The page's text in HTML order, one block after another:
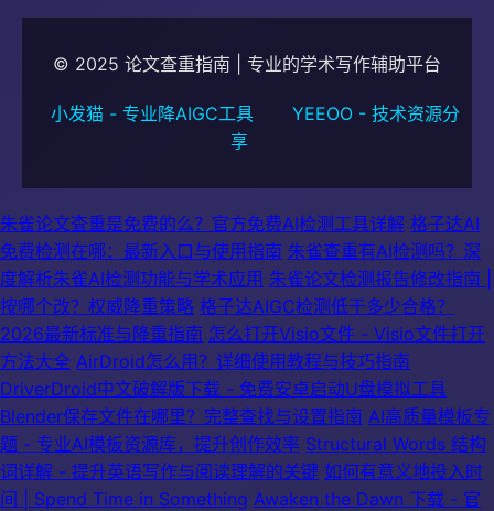
© 2025 论文查重指南 | 专业的学术写作辅助平台
小发猫 - 专业降AIGC工具
YEEOO - 技术资源分
享
朱雀论文查重是免费的么？官方免费AI检测工具详解 格子达AI
免费检测在哪：最新入口与使用指南 朱雀查重有AI检测吗？深
度解析朱雀AI检测功能与学术应用 朱雀论文检测报告修改指南 |
按哪个改？权威降重策略 格子达AIGC检测低于多少合格？
2026最新标准与降重指南 怎么打开Visio文件 - Visio文件打开
方法大全 AirDroid怎么用？详细使用教程与技巧指南
DriverDroid中文破解版下载 - 免费安卓启动U盘模拟工具
Blender保存文件在哪里？完整查找与设置指南 AI高质量模板专
题 - 专业AI模板资源库，提升创作效率 Structural Words 结构
词详解 - 提升英语写作与阅读理解的关键 如何有意义地投入时
间 | Spend Time in Something Awaken the Dawn 下载 - 官